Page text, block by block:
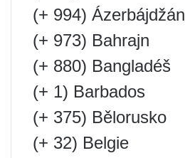
(+ 994) Ázerbájdžán
(+ 973) Bahrajn
(+ 880) Bangladéš
(+ 1) Barbados
(+ 375) Bělorusko
(+ 32) Belgie